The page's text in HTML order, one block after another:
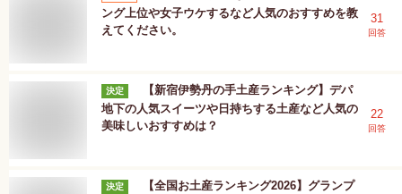
ング上位や女子ウケするなど人気のおすすめを教
えてください。
31
回答
決定
【新宿伊勢丹の手土産ランキング】デパ
地下の人気スイーツや日持ちする土産など人気の
美味しいおすすめは？
22
回答
決定
【全国お土産ランキング2026】グランプ